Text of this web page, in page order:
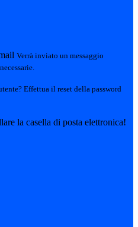
Verrà inviato un messaggio
Effettua il reset della password
la casella di posta elettronica!